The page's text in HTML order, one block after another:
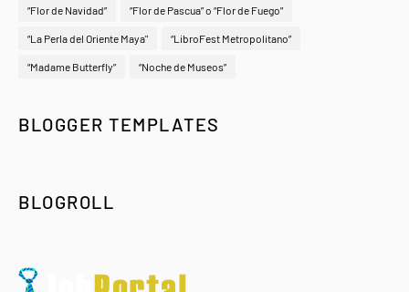
“Flor de Navidad” “Flor de Pascua” o “Flor de Fuego”
“La Perla del Oriente Maya" “LibroFest Metropolitano”
“Madame Butterfly” “Noche de Museos”
BLOGGER TEMPLATES
BLOGROLL